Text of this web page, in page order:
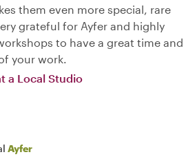
them even more special, rare
grateful for Ayfer and highly
to have a great time and
your work.
a Local Studio
Ayfer